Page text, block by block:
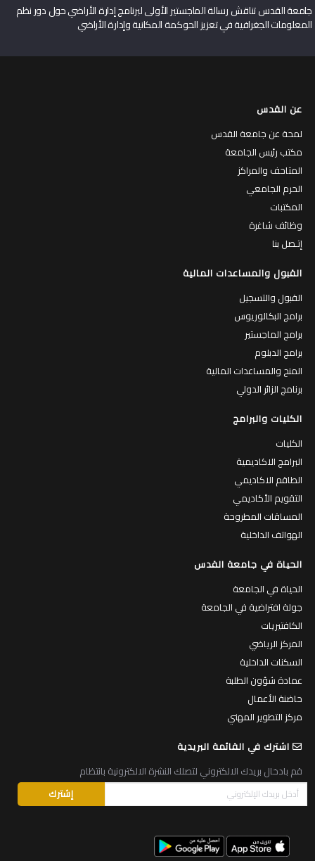
جامعة القدس تناقش رسالة الماجستير الأولى لبرنامج إدارة الأراضي حول دور نظم
المعلومات الجغرافية في تعزيز الحوكمة المكانية وإدارة الأراضي
عن القدس
لمحة عن جامعة القدس
مكتب رئيس الجامعة
المتاحف والمراكز
الحرم الجامعي
المكتبات
وظائف شاغرة
إتـصل بنا
القبول والمساعدات المالية
القبول والتسجيل
برامج البكالوريوس
برامج الماجستير
برامج الدبلوم
المنح والمساعدات المالية
برنامج الزائر الدولي
الكليات والبرامج
الكليات
البرامج الاكاديمية
الطاقم الاكاديمي
التقويم الأكاديمي
المساقات المطروحة
الهواتف الداخلية
الحياة في جامعة القدس
الحياة في الجامعة
جولة افتراضية في الجامعة
الكافتيريات
المركز الرياضي
السكنات الداخلية
عمادة شؤون الطلبة
حاضنة الأعمال
مركز التطوير المهني
اشترك في القائمة البريدية
قم بادخال بريدك الالكتروني لتصلك النشرة الالكترونية بانتظام